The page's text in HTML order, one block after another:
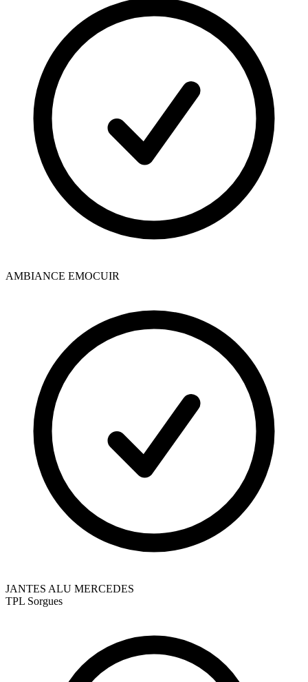
AMBIANCE EMOCUIR
JANTES ALU MERCEDES
TPL Sorgues